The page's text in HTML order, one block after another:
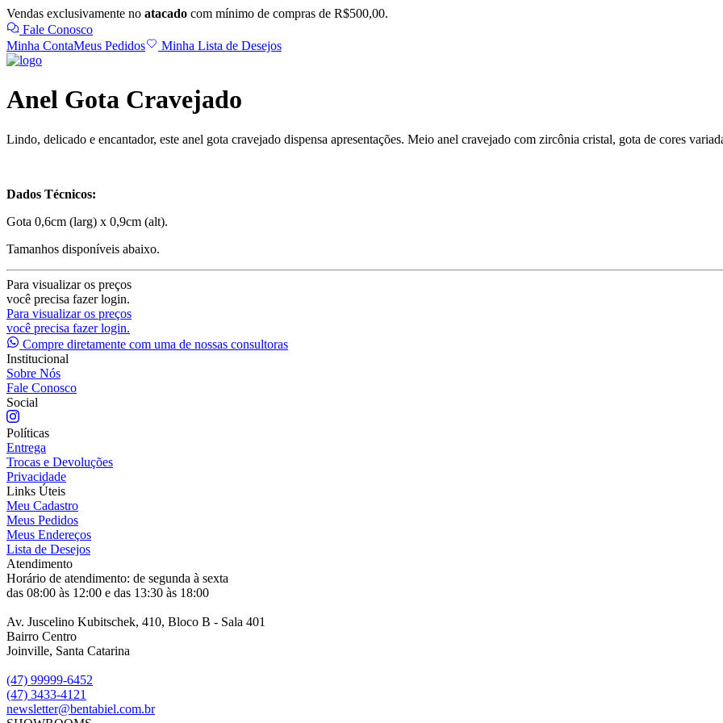
Vendas exclusivamente no atacado com mínimo de compras de R$500,00.
Fale Conosco
Minha ContaMeus Pedidos Minha Lista de Desejos
Anel Gota Cravejado
Lindo, delicado e encantador, este anel gota cravejado dispensa apresentações. Meio anel cravejado com zircônia cristal, gota de cores
Dados Técnicos:
Gota 0,6cm (larg) x 0,9cm (alt).
Tamanhos disponíveis abaixo.
Para visualizar os preços
você precisa fazer login.
Para visualizar os preços
você precisa fazer login.
Compre diretamente com uma de nossas consultoras
Institucional
Sobre Nós
Fale Conosco
Social
Políticas
Entrega
Trocas e Devoluções
Privacidade
Links Úteis
Meu Cadastro
Meus Pedidos
Meus Endereços
Lista de Desejos
Atendimento
Horário de atendimento: de segunda à sexta
das 08:00 às 12:00 e das 13:30 às 18:00
Av. Juscelino Kubitschek, 410, Bloco B - Sala 401
Bairro Centro
Joinville, Santa Catarina
(47) 99999-6452
(47) 3433-4121
newsletter@bentabiel.com.br